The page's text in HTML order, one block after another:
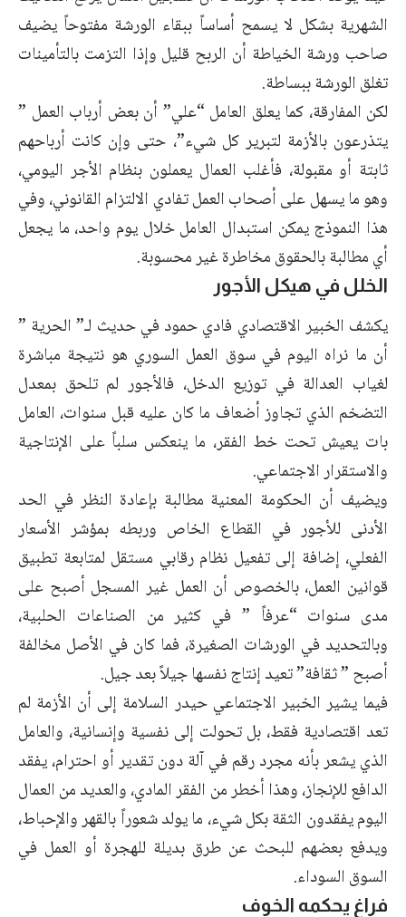
الشهرية بشكل لا يسمح أساساً ببقاء الورشة مفتوحاً يضيف
صاحب ورشة الخياطة أن الربح قليل وإذا التزمت بالتأمينات
تغلق الورشة ببساطة.
لكن المفارقة، كما يعلق العامل “علي” أن بعض أرباب العمل ”
يتذرعون بالأزمة لتبرير كل شيء”، حتى وإن كانت أرباحهم
ثابتة أو مقبولة، فأغلب العمال يعملون بنظام الأجر اليومي،
وهو ما يسهل على أصحاب العمل تفادي الالتزام القانوني، وفي
هذا النموذج يمكن استبدال العامل خلال يوم واحد، ما يجعل
أي مطالبة بالحقوق مخاطرة غير محسوبة.
الخلل في هيكل الأجور
يكشف الخبير الاقتصادي فادي حمود في حديث لـ” الحرية ”
أن ما نراه اليوم في سوق العمل السوري هو نتيجة مباشرة
لغياب العدالة في توزيع الدخل، فالأجور لم تلحق بمعدل
التضخم الذي تجاوز أضعاف ما كان عليه قبل سنوات، العامل
بات يعيش تحت خط الفقر، ما ينعكس سلباً على الإنتاجية
والاستقرار الاجتماعي.
ويضيف أن الحكومة المعنية مطالبة بإعادة النظر في الحد
الأدنى للأجور في القطاع الخاص وربطه بمؤشر الأسعار
الفعلي، إضافة إلى تفعيل نظام رقابي مستقل لمتابعة تطبيق
قوانين العمل، بالخصوص أن العمل غير المسجل أصبح على
مدى سنوات “عرفاً ” في كثير من الصناعات الحلبية،
وبالتحديد في الورشات الصغيرة، فما كان في الأصل مخالفة
أصبح ” ثقافة” تعيد إنتاج نفسها جيلاً بعد جيل.
فيما يشير الخبير الاجتماعي حيدر السلامة إلى أن الأزمة لم
تعد اقتصادية فقط، بل تحولت إلى نفسية وإنسانية، والعامل
الذي يشعر بأنه مجرد رقم في آلة دون تقدير أو احترام، يفقد
الدافع للإنجاز، وهذا أخطر من الفقر المادي، والعديد من العمال
اليوم يفقدون الثقة بكل شيء، ما يولد شعوراً بالقهر والإحباط،
ويدفع بعضهم للبحث عن طرق بديلة للهجرة أو العمل في
السوق السوداء.
فراغ يحكمه الخوف